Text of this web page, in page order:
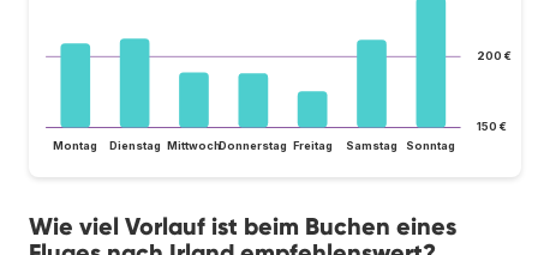
150 €
200 €
Montag Dienstag MittwochDonnerstag Freitag Samstag Sonntag
Wie viel Vorlauf ist beim Buchen eines